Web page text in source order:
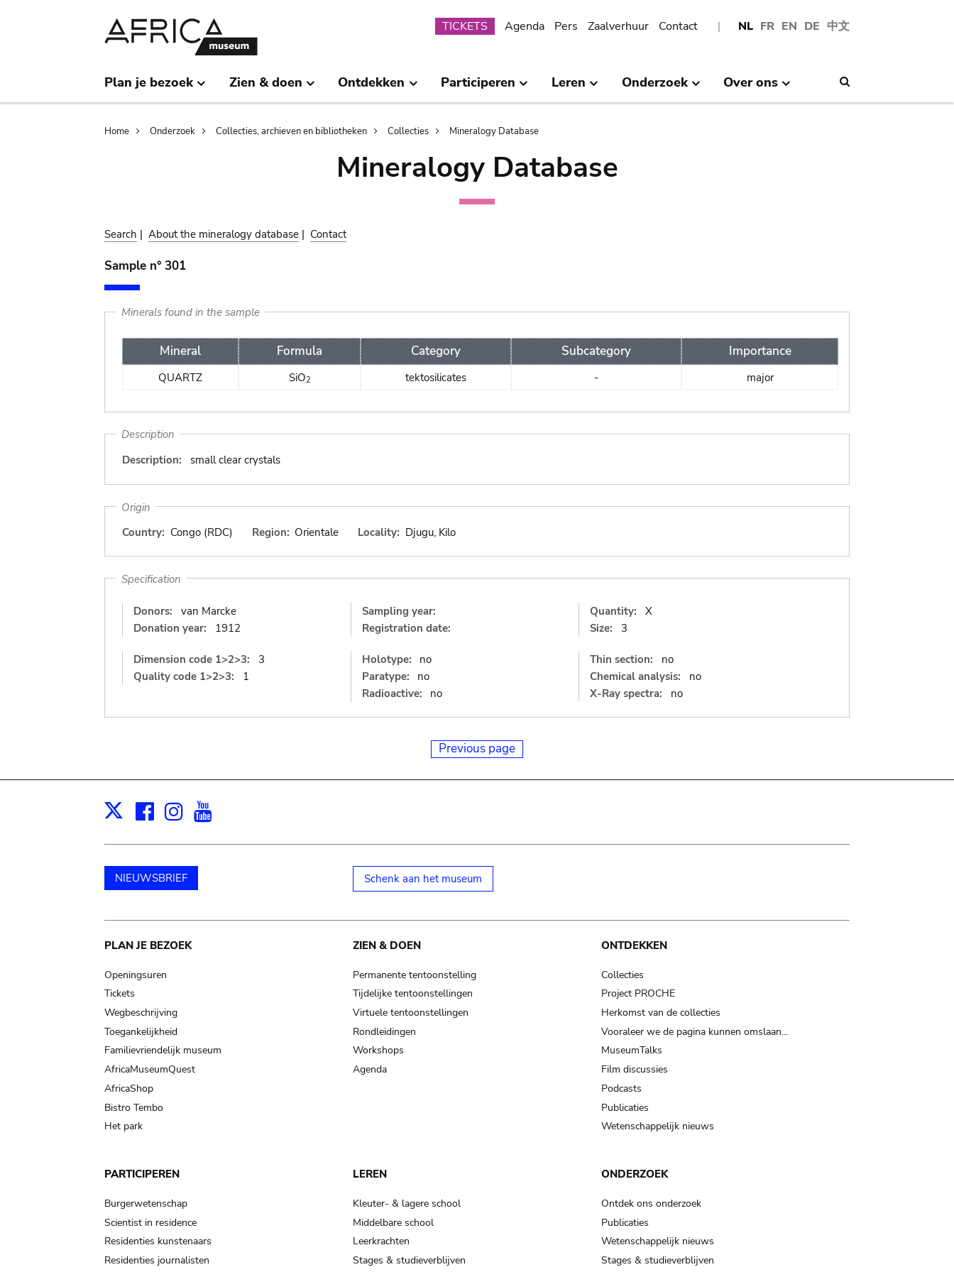
NL FR EN DE 中文
Submenu
TICKETS Agenda Pers Zaalverhuur Contact
Plan je bezoek Zien & doen Ontdekken Participeren Leren Onderzoek Over ons
Breadcrumb
Home Onderzoek Collecties, archieven en bibliotheken Collecties Mineralogy Database
Mineralogy Database
Search | About the mineralogy database | Contact
Sample n° 301
Minerals found in the sample
Mineral Formula Category Subcategory Importance
QUARTZ SiO2 tektosilicates - major
Description
Description:
small clear crystals
Origin
Country: Congo (RDC) Region: Orientale Locality: Djugu, Kilo
Specification
Donors:
van Marcke
Donation year:
1912
Sampling year:
Registration date:
Quantity:
X
Size:
3
Dimension code 1>2>3:
3
Quality code 1>2>3:
1
Holotype:
no
Paratype:
no
Radioactive:
no
Thin section:
no
Chemical analysis:
no
X-Ray spectra:
no
Previous page
X Facebook
Instagram
NIEUWSBRIEF Schenk aan het museum
Main
navigation
PLAN JE BEZOEK
Openingsuren
Tickets
Wegbeschrijving
Toegankelijkheid
Familievriendelijk museum
AfricaMuseumQuest
AfricaShop
Bistro Tembo
Het park
ZIEN & DOEN
Permanente tentoonstelling
Tijdelijke tentoonstellingen
Virtuele tentoonstellingen
Rondleidingen
Workshops
Agenda
ONTDEKKEN
Collecties
Project PROCHE
Herkomst van de collecties
Vooraleer we de pagina kunnen omslaan…
MuseumTalks
Film discussies
Podcasts
Publicaties
Wetenschappelijk nieuws
PARTICIPEREN
Burgerwetenschap
Scientist in residence
Residenties kunstenaars
Residenties journalisten
LEREN
Kleuter- & lagere school
Middelbare school
Leerkrachten
Stages & studieverblijven
ONDERZOEK
Ontdek ons onderzoek
Publicaties
Wetenschappelijk nieuws
Stages & studieverblijven